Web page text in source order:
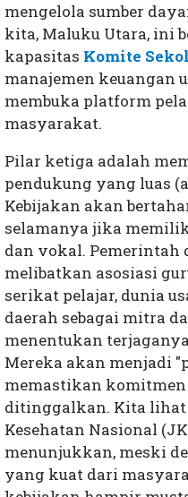
mengelola sumber
kita, Maluku Utara, ini
kapasitas Komite
manajemen keuangan
membuka platform
masyarakat.
Pilar ketiga adalah
pendukung yang luas
Kebijakan akan
selamanya jika
dan vokal. Pemerintah
melibatkan asosiasi
serikat pelajar, dunia
daerah sebagai mitra
menentukan
Mereka akan menjadi
memastikan
ditinggalkan. Kita lihat
Kesehatan Nasional
menunjukkan, meski
yang kuat dari